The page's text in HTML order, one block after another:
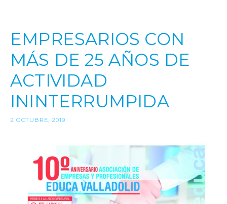
EMPRESARIOS CON
MÁS DE 25 AÑOS DE
ACTIVIDAD
ININTERRUMPIDA
2 OCTUBRE, 2019